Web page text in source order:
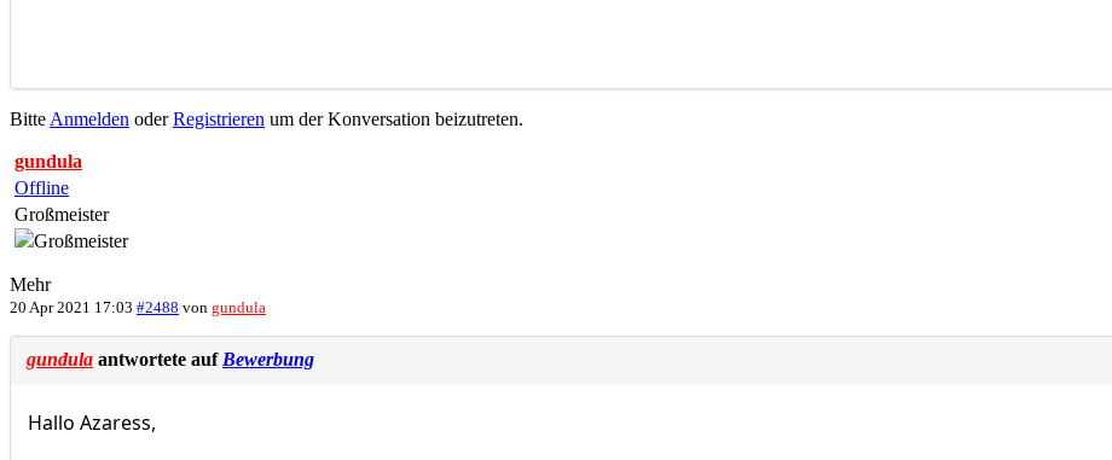
Bitte Anmelden oderRegistrieren um der Konversation beizutreten.
gundula
Offline
Großmeister
Mehr
20 Apr 2021 17:03 #2488 von gundula
gundula antwortete auf Bewerbung
Hallo Azaress,